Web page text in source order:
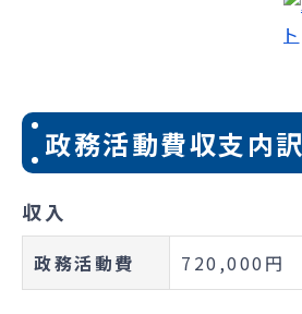
政務活動費収支内訳
収入
政務活動費 720,000円